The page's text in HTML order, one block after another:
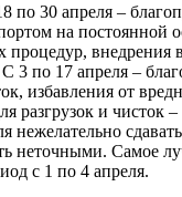
по 30 апреля –
на постоянной
процедур, внедрения
3 по 17 апреля –
избавления от
разгрузок и чисток –
нежелательно
неточными. Самое
с 1 по 4 апреля.